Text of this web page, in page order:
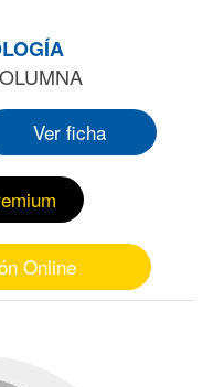
Ver ficha
Online